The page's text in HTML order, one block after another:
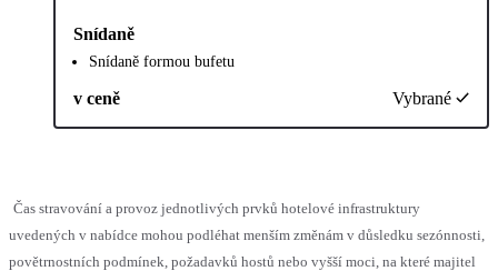
Snídaně
Snídaně formou bufetu
v ceně Vybrané
Čas stravování a provoz jednotlivých prvků hotelové infrastruktury
uvedených v nabídce mohou podléhat menším změnám v důsledku sezónnosti,
povětrnostních podmínek, požadavků hostů nebo vyšší moci, na které majitel